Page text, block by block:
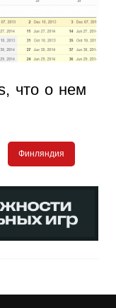
что о нем
Финляндия